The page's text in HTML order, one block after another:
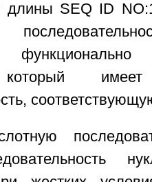
длины SEQ ID
функционально
который имеет